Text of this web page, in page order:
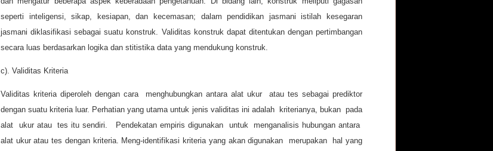
seperti inteligensi, sikap, kesiapan, dan kecemasan; dalam pendidikan jasmani istilah kesegaran
jasmani diklasifikasi sebagai suatu konstruk. Validitas konstruk dapat ditentukan dengan pertimbangan
secara luas berdasarkan logika dan stitistika data yang mendukung konstruk.
c). Validitas Kriteria
Validitas kriteria diperoleh dengan cara menghubungkan antara alat ukur atau tes sebagai prediktor
dengan suatu kriteria luar. Perhatian yang utama untuk jenis validitas ini adalah kriterianya, bukan pada
alat ukur atau tes itu sendiri. Pendekatan empiris digunakan untuk menganalisis hubungan antara
alat ukur atau tes dengan kriteria. Meng-identifikasi kriteria yang akan digunakan merupakan hal yang